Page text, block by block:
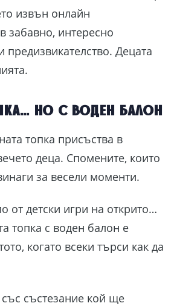
извън онлайн
забавно, интересно
предизвикателство. Децата
но с воден балон
топка присъства в
деца. Спомените, които
за весели моменти.
от детски игри на открито…
топка с воден балон е
когато всеки търси как да
състезание кой ще